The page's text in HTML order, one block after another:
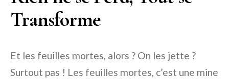
Transforme
Et les feuilles mortes, alors ? On les jette ?
Surtout pas ! Les feuilles mortes, c’est une mine